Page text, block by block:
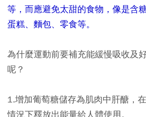
等，而應避免太甜的食物，像是含
蛋糕、麵包、零食等。
為什麼運動前要補充能緩慢吸收及
呢？
1.增加葡萄糖儲存為肌肉中肝醣，
情況下釋放出能量給人體使用。